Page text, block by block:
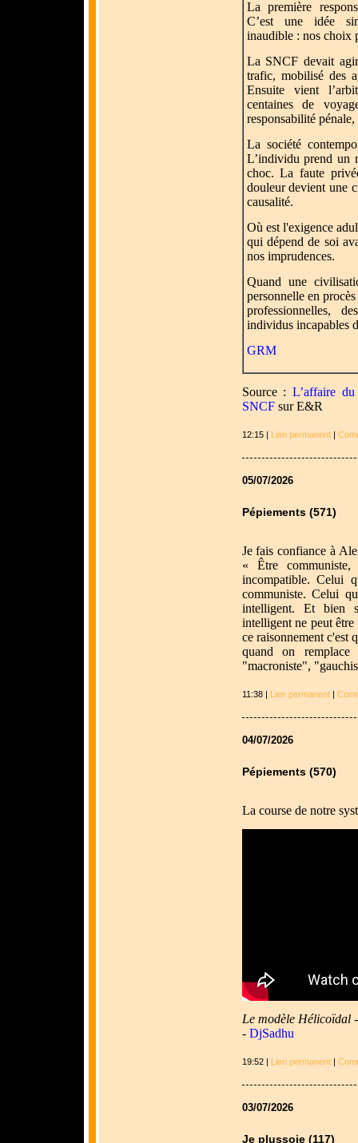
La première
C’est une idée
inaudible : nos choix
La SNCF devait
trafic, mobilisé des
Ensuite vient
centaines de
responsabilité
La société
L’individu prend un
choc. La faute
douleur devient une
causalité.
Où est l'exigence
qui dépend de soi
nos imprudences.
Quand une
personnelle en
professionnelles,
individus incapables
GRM
Source :L’affaire
SNCFsur E&R
12:15 | Lien permanent|
05/07/2026
Pépiements (571)
Je fais confiance à
« Être
incompatible. Celui
communiste. Celui
intelligent. Et bien
intelligent ne peut
ce raisonnement c'est
quand on remplace
"macroniste",
11:38 | Lien permanent|
04/07/2026
Pépiements (570)
La course de notre
Le modèle Hélicoïdal
- DjSadhu
19:52 | Lien permanent|
03/07/2026
Je plussoie (117)